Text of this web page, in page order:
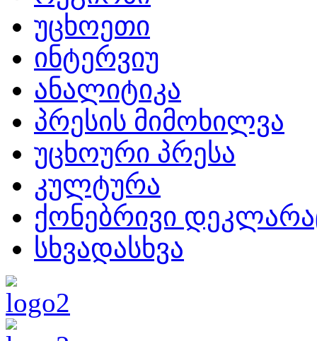
უცხოეთი
ინტერვიუ
ანალიტიკა
პრესის მიმოხილვა
უცხოური პრესა
კულტურა
ქონებრივი
სხვადასხვა